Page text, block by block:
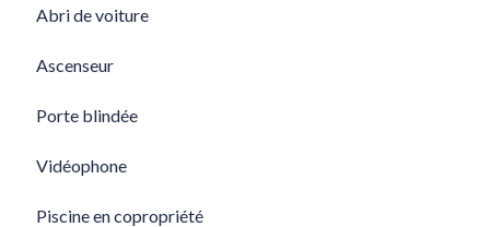
Abri de voiture
Ascenseur
Porte blindée
Vidéophone
Piscine en copropriété